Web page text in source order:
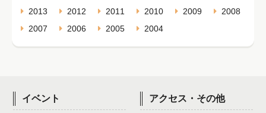
2013
2012 2011 2010 2009
2008
2007
2006 2005 2004
イベント アクセス・その他